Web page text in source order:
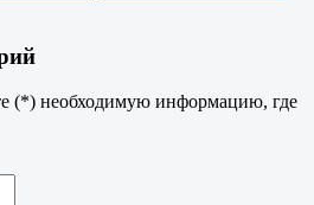
(*) необходимую информацию, где